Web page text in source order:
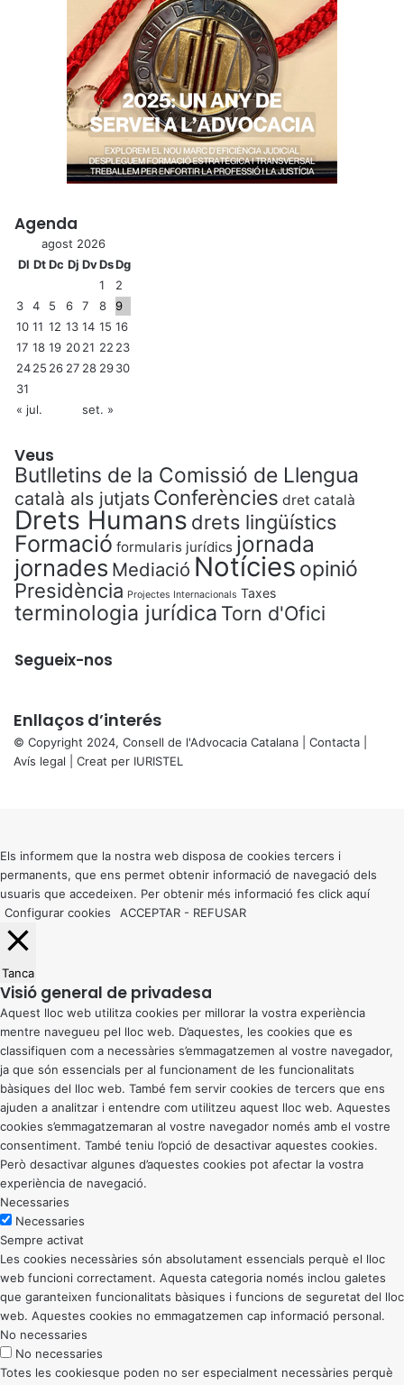
Agenda
agost 2026
Dl DtDc Dj DvDsDg
1
2
3
4 5 6 7 8
9
10 11 12 13 14 15 16
17 18 19 2021 22 23
2425 26 27 28 2930
31
« jul.
set. »
Veus
Butlletins de la Comissió de Llengua
català als jutjats Conferències dret català
Drets Humans drets lingüístics
Formació formularis jurídics jornada
jornades Mediació Notícies opinió
Presidència Projectes Internacionals Taxes
terminologia jurídica Torn d'Ofici
Segueix-nos
Enllaços d’interés
© Copyright 2024, Consell de l'Advocacia Catalana | Contacta
Avís legal | Creat per IURISTEL
button
Els informem que la nostra web disposa de cookies tercers i
permanents, que ens permet obtenir informació de navegació dels
usuaris que accedeixen. Per obtenir més informació fes click aquí
Configurar cookies
ACCEPTAR - REFUSAR
Tanca
Visió general de privadesa
Aquest lloc web utilitza cookies per millorar la vostra experiència
mentre navegueu pel lloc web. D’aquestes, les cookies que es
classifiquen com a necessàries s’emmagatzemen al vostre navegador,
ja que són essencials per al funcionament de les funcionalitats
bàsiques del lloc web. També fem servir cookies de tercers que ens
ajuden a analitzar i entendre com utilitzeu aquest lloc web. Aquestes
cookies s’emmagatzemaran al vostre navegador només amb el vostre
consentiment. També teniu l’opció de desactivar aquestes cookies.
Però desactivar algunes d’aquestes cookies pot afectar la vostra
experiència de navegació.
Necessaries
Necessaries
Sempre activat
Les cookies necessàries són absolutament essencials perquè el lloc
web funcioni correctament. Aquesta categoria només inclou galetes
que garanteixen funcionalitats bàsiques i funcions de seguretat del lloc
web. Aquestes cookies no emmagatzemen cap informació personal.
No necessaries
No necessaries
Totes les cookiesque poden no ser especialment necessàries perquè